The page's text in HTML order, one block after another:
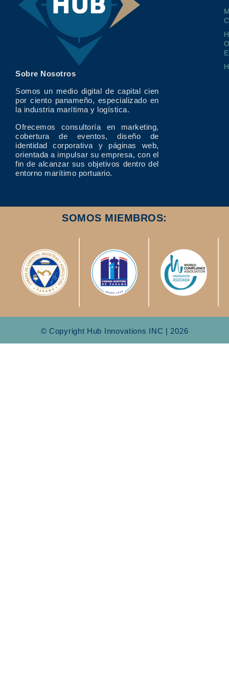
Sobre Nosotros
Somos un medio digital de capital cien
por ciento panameño, especializado en
la industria marítima y logística.
Ofrecemos consultoría en marketing,
cobertura de eventos, diseño de
identidad corporativa y páginas web,
orientada a impulsar su empresa, con el
fin de alcanzar sus objetivos dentro del
entorno marítimo portuario.
SOMOS MIEMBROS:
© Copyright Hub Innovations INC | 2026